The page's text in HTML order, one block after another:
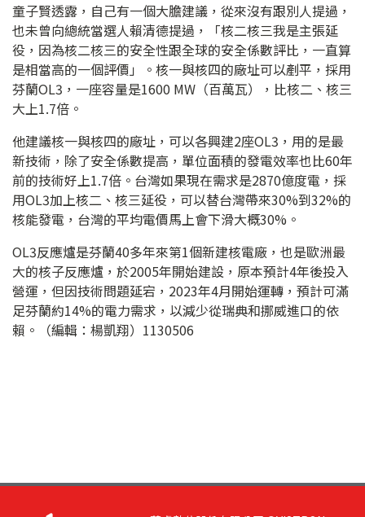
童子賢透露，自己有一個大膽建議，從來沒有跟別人提過，
也未曾向總統當選人賴清德提過，「核二核三我是主張延
役，因為核二核三的安全性跟全球的安全係數評比，一直算
是相當高的一個評價」。核一與核四的廠址可以剷平，採用
芬蘭OL3，一座容量是1600 MW（百萬瓦），比核二、核三
大上1.7倍。
他建議核一與核四的廠址，可以各興建2座OL3，用的是最
新技術，除了安全係數提高，單位面積的發電效率也比60年
前的技術好上1.7倍。台灣如果現在需求是2870億度電，採
用OL3加上核二、核三延役，可以替台灣帶來30%到32%的
核能發電，台灣的平均電價馬上會下滑大概30%。
OL3反應爐是芬蘭40多年來第1個新建核電廠，也是歐洲最
大的核子反應爐，於2005年開始建設，原本預計4年後投入
營運，但因技術問題延宕，2023年4月開始運轉，預計可滿
足芬蘭約14%的電力需求，以減少從瑞典和挪威進口的依
賴。（編輯：楊凱翔）1130506